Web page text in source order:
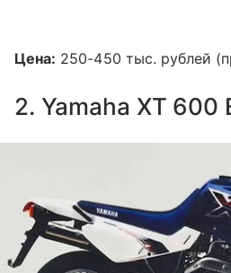
Цена: 250-450 тыс. рублей
2. Yamaha XT 600